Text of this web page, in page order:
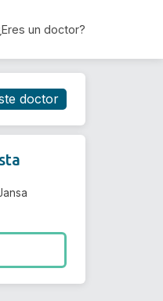
un doctor?
cita
doctor